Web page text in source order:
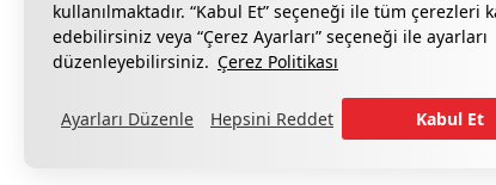
kullanılmaktadır. “Kabul Et” seçeneği ile tüm çerezleri
edebilirsiniz veya “Çerez Ayarları” seçeneği ile ayarları
düzenleyebilirsiniz. Çerez Politikası
Ayarları Düzenle Hepsini Reddet Kabul Et
Gizlilik